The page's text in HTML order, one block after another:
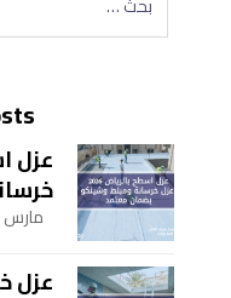
مارس 2, 2026
عزل